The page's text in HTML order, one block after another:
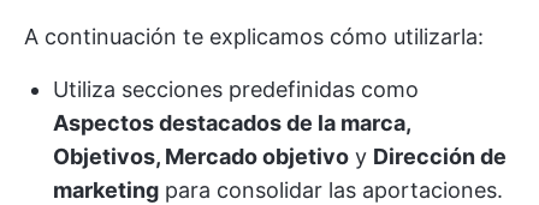
A continuación te explicamos cómo utilizarla:
Utiliza secciones predefinidas como
Aspectos destacados de la marca,
Objetivos, Mercado objetivo y Dirección de
marketing para consolidar las aportaciones.